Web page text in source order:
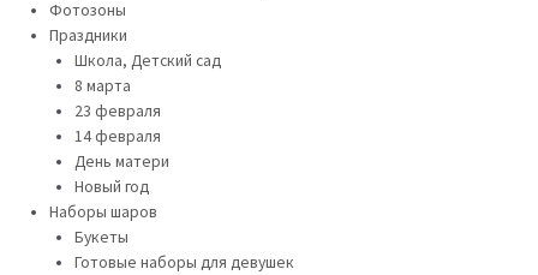
Фотозоны
Праздники
Школа, Детский сад
8 марта
23 февраля
14 февраля
День матери
Новый год
Наборы шаров
Букеты
Готовые наборы для девушек